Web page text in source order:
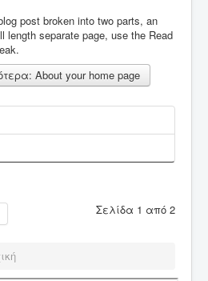
post broken into two parts, an
length separate page, use the Read
About your home page
Σελίδα 1 από 2